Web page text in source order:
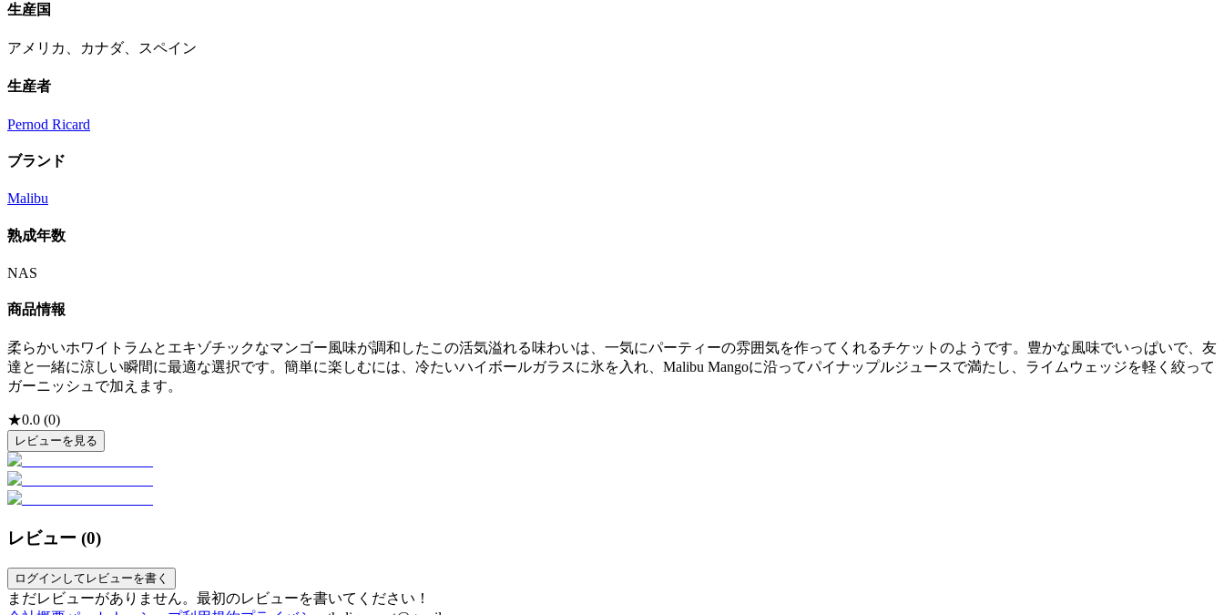
生産国
アメリカ、カナダ、スペイン
生産者
Pernod Ricard
ブランド
Malibu
熟成年数
NAS
商品情報
柔らかいホワイトラムとエキゾチックなマンゴー風味が調和したこの活気溢れる味わいは、一気にパーティーの雰囲気を作ってくれるチケットのようです。豊かな風味でいっぱいで、友
達と一緒に涼しい瞬間に最適な選択です。簡単に楽しむには、冷たいハイボールガラスに氷を入れ、Malibu Mangoに沿ってパイナップルジュースで満たし、ライムウェッジを軽く絞って
ガーニッシュで加えます。
★0.0 (0)
レビューを見る
レビュー (0)
ログインしてレビューを書く
まだレビューがありません。最初のレビューを書いてください！